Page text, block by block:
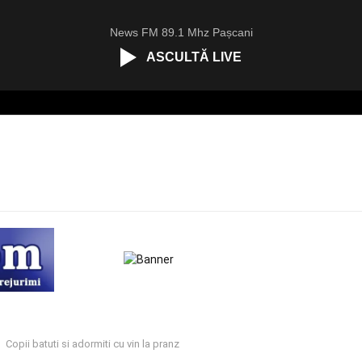
News FM 89.1 Mhz Pașcani
ASCULTĂ LIVE
Copii batuti si adormiti cu vin la pranz